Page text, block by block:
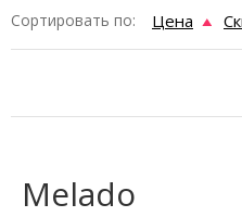
Сортировать по: Цена
Melado